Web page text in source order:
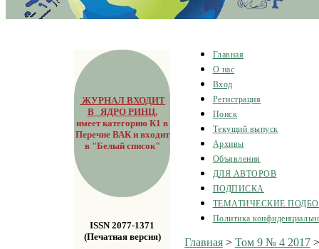
ЖУРНАЛ ВХОДИТ
В ЯДРО РИНЦ,
имеет категорию К1 в
Перечне ВАК и входит
в "Белый список"
ISSN 2077-1371
(Печатная версия)
Главная
О нас
Вход
Регистрация
Поиск
Текущий выпуск
Архивы
Объявления
ДЛЯ АВТОРОВ
ПОДПИСКА
ТЕМАТИЧЕСКИЕ
Политика
Главная> Том 9 № 4 2017